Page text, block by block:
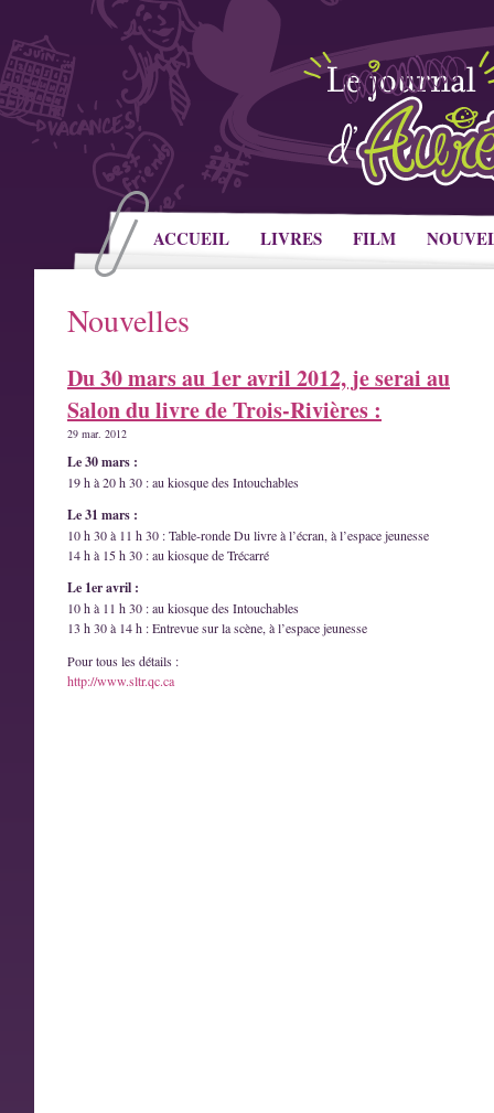
ACCUEIL LIVRES FILM
Nouvelles
Du 30 mars au 1er avril 2012, je serai au
Salon du livre de Trois-Rivières :
29 mar. 2012
Le 30 mars :
19 h à 20 h 30 : au kiosque des Intouchables
Le 31 mars :
10 h 30 à 11 h 30 : Table-ronde Du livre à l’écran, à l’espace jeunesse
14 h à 15 h 30 : au kiosque de Trécarré
Le 1er avril :
10 h à 11 h 30 : au kiosque des Intouchables
13 h 30 à 14 h : Entrevue sur la scène, à l’espace jeunesse
Pour tous les détails :
http://www.sltr.qc.ca